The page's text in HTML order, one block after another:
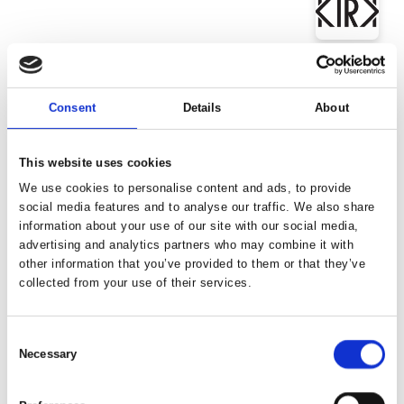
Consent Details About
This website uses cookies
We use cookies to personalise content and ads, to provide
social media features and to analyse our traffic. We also share
information about your use of our site with our social media,
advertising and analytics partners who may combine it with
other information that you’ve provided to them or that they’ve
collected from your use of their services.
Selection
Necessary
Kirk Gallery
Christian Verginer
Galleri Lene Bilgrav
Christina Augustesen
Galerie Provence
Christina Mosegaard
Galleri V58